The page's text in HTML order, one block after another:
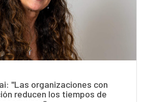
"Las organizaciones con
reducen los tiempos de